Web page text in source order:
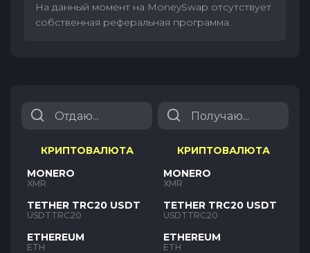
На данный момент на MoneySwap отсутствует
собственная реферальная программа.
КРИПТОВАЛЮТА
MONERO
XMR
TETHER TRC20 USDT
USDTTRC20
ETHEREUM
ETH
КРИПТОВАЛЮТА
MONERO
XMR
TETHER TRC20 USDT
USDTTRC20
ETHEREUM
ETH